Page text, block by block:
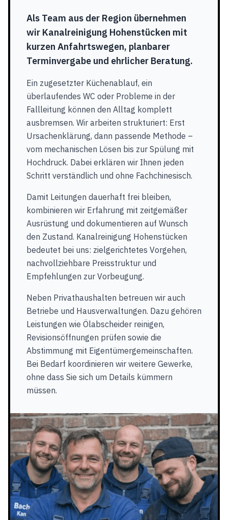
Als Team aus der Region übernehmen
wir Kanalreinigung Hohenstücken mit
kurzen Anfahrtswegen, planbarer
Terminvergabe und ehrlicher Beratung.
Ein zugesetzter Küchenablauf, ein
überlaufendes WC oder Probleme in der
Fallleitung können den Alltag komplett
ausbremsen. Wir arbeiten strukturiert: Erst
Ursachenklärung, dann passende Methode –
vom mechanischen Lösen bis zur Spülung mit
Hochdruck. Dabei erklären wir Ihnen jeden
Schritt verständlich und ohne Fachchinesisch.
Damit Leitungen dauerhaft frei bleiben,
kombinieren wir Erfahrung mit zeitgemäßer
Ausrüstung und dokumentieren auf Wunsch
den Zustand. Kanalreinigung Hohenstücken
bedeutet bei uns: zielgerichtetes Vorgehen,
nachvollziehbare Preisstruktur und
Empfehlungen zur Vorbeugung.
Neben Privathaushalten betreuen wir auch
Betriebe und Hausverwaltungen. Dazu gehören
Leistungen wie Ölabscheider reinigen,
Revisionsöffnungen prüfen sowie die
Abstimmung mit Eigentümergemeinschaften.
Bei Bedarf koordinieren wir weitere Gewerke,
ohne dass Sie sich um Details kümmern
müssen.